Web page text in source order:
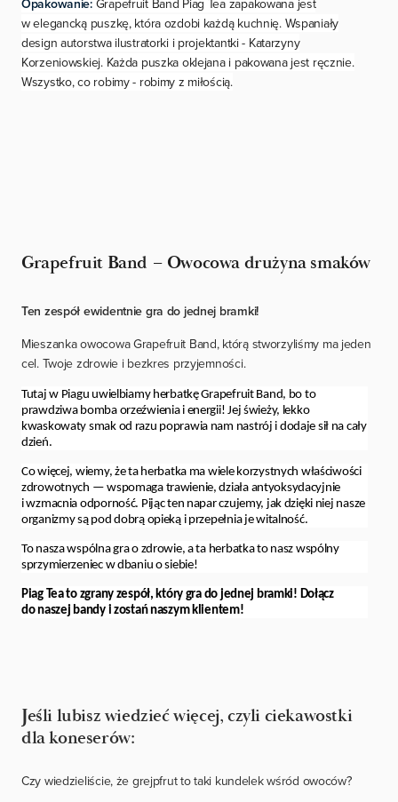
Opakowanie: Grapefruit Band Piag Tea zapakowana jest
w elegancką puszkę, która ozdobi każdą kuchnię. Wspaniały
design autorstwa ilustratorki i projektantki - Katarzyny
Korzeniowskiej. Każda puszka oklejana i pakowana jest ręcznie.
Wszystko, co robimy - robimy z miłością.
Grapefruit Band – Owocowa drużyna smaków
Ten zespół ewidentnie gra do jednej bramki!
Mieszanka owocowa Grapefruit Band, którą stworzyliśmy ma jeden
cel. Twoje zdrowie i bezkres przyjemności.
Tutaj w Piagu uwielbiamy herbatkę Grapefruit Band, bo to
prawdziwa bomba orzeźwienia i energii! Jej świeży, lekko
kwaskowaty smak od razu poprawia nam nastrój i dodaje sił na cały
dzień.
Co więcej, wiemy, że ta herbatka ma wiele korzystnych właściwości
zdrowotnych — wspomaga trawienie, działa antyoksydacyjnie
i wzmacnia odporność. Pijąc ten napar czujemy, jak dzięki niej nasze
organizmy są pod dobrą opieką i przepełnia je witalność.
To nasza wspólna gra o zdrowie, a ta herbatka to nasz wspólny
sprzymierzeniec w dbaniu o siebie!
Piag Tea to zgrany zespół, który gra do jednej bramki! Dołącz
do naszej bandy i zostań naszym klientem!
Jeśli lubisz wiedzieć więcej, czyli ciekawostki
dla koneserów:
Czy wiedzieliście, że grejpfrut to taki kundelek wśród owoców?